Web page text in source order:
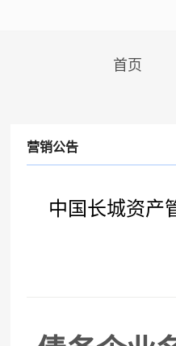
首页
营销公告
中国长城资产